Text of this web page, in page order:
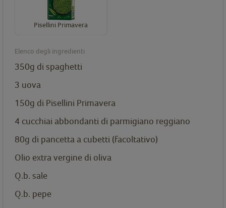
Pisellini Primavera
Elenco degli ingredienti
350g di spaghetti
3 uova
150g di Pisellini Primavera
4 cucchiai abbondanti di parmigiano reggiano
80g di pancetta a cubetti (facoltativo)
Olio extra vergine di oliva
Q.b. sale
Q.b. pepe